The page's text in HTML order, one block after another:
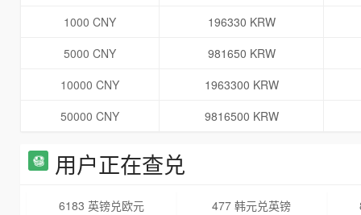
1000 CNY
196330 KRW
5000 CNY
981650 KRW
10000 CNY
1963300 KRW
50000 CNY
9816500 KRW
用户正在查兑
6183 英镑兑欧元 477 韩元兑英镑